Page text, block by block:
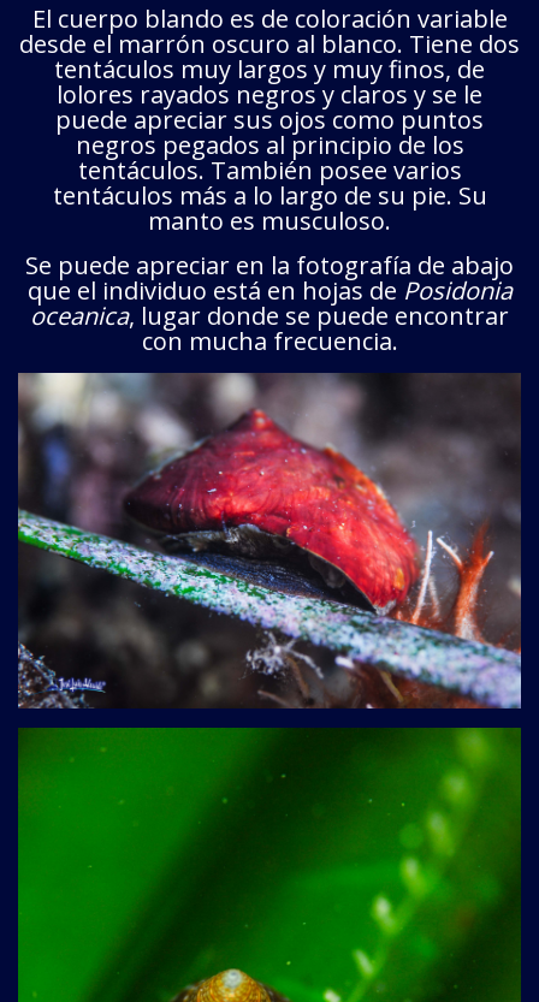
El cuerpo blando es de coloración variable
desde el marrón oscuro al blanco. Tiene dos
tentáculos muy largos y muy finos, de
lolores rayados negros y claros y se le
puede apreciar sus ojos como puntos
negros pegados al principio de los
tentáculos. También posee varios
tentáculos más a lo largo de su pie. Su
manto es musculoso.
Se puede apreciar en la fotografía de abajo
que el individuo está en hojas de Posidonia
oceanica, lugar donde se puede encontrar
con mucha frecuencia.